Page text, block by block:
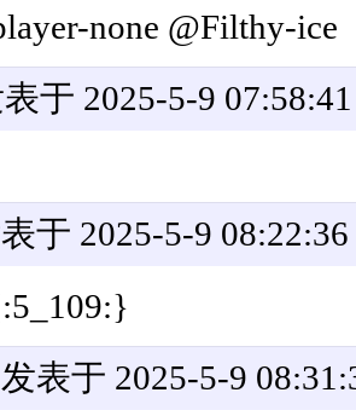
none @Filthy-ice
于 2025-5-9 07:58:41
于 2025-5-9 08:22:36
表于 2025-5-9